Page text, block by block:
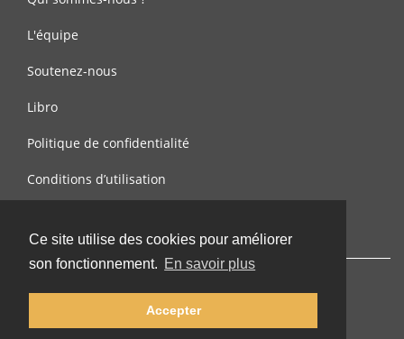
Ce site utilise des cookies pour améliorer
son fonctionnement. En savoir plus
Accepter
L'équipe
Soutenez-nous
Libro
Politique de confidentialité
Conditions d’utilisation
© 2002-2026 lernu.net |Impressum